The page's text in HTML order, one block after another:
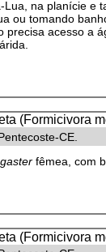
na planície e
ou tomando
acesso a
CE.
fêmea, com